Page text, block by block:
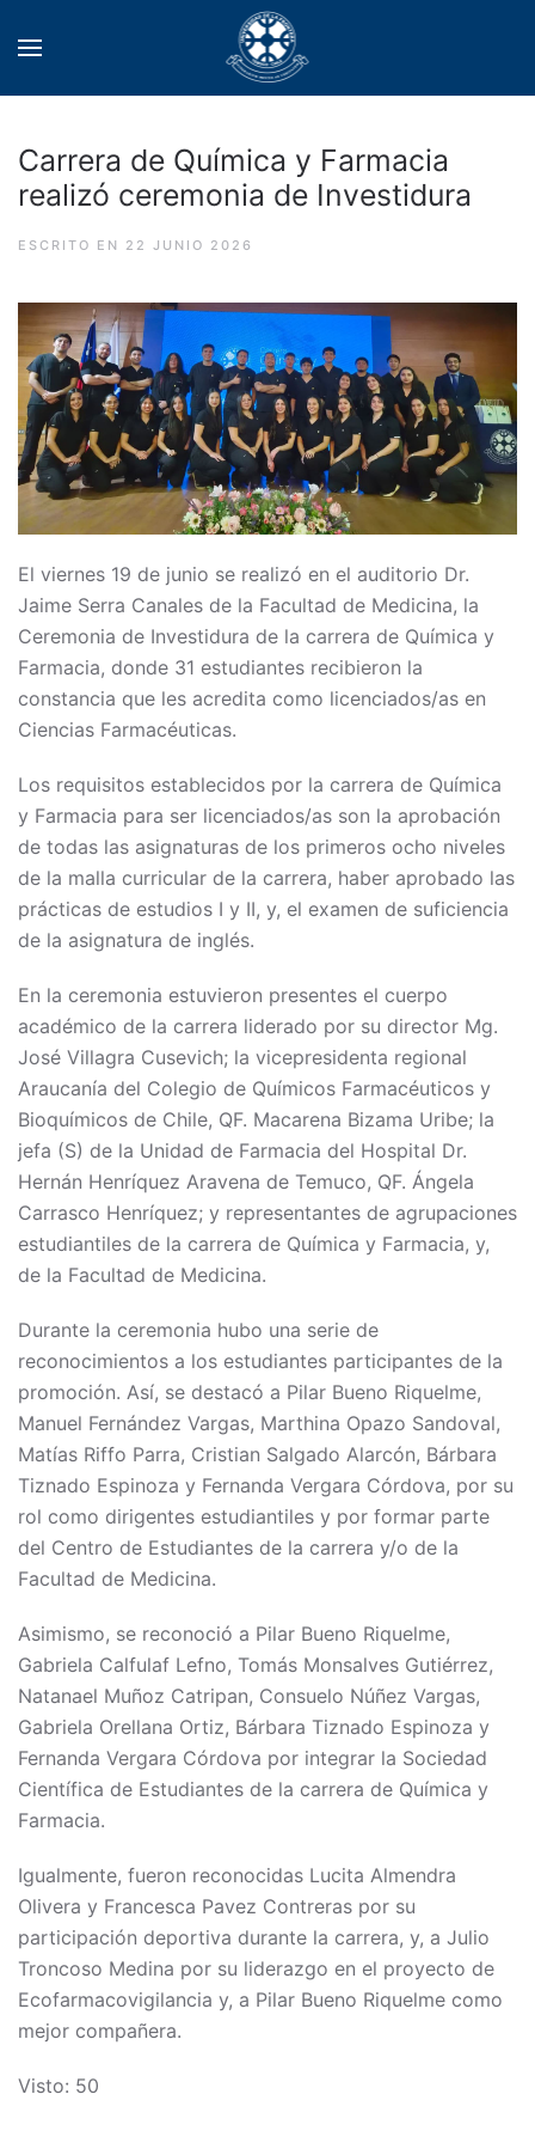
Carrera de Química y Farmacia
realizó ceremonia de Investidura
ESCRITO EN 22 JUNIO 2026
El viernes 19 de junio se realizó en el auditorio Dr.
Jaime Serra Canales de la Facultad de Medicina, la
Ceremonia de Investidura de la carrera de Química y
Farmacia, donde 31 estudiantes recibieron la
constancia que les acredita como licenciados/as en
Ciencias Farmacéuticas.
Los requisitos establecidos por la carrera de Química
y Farmacia para ser licenciados/as son la aprobación
de todas las asignaturas de los primeros ocho niveles
de la malla curricular de la carrera, haber aprobado las
prácticas de estudios I y II, y, el examen de suficiencia
de la asignatura de inglés.
En la ceremonia estuvieron presentes el cuerpo
académico de la carrera liderado por su director Mg.
José Villagra Cusevich; la vicepresidenta regional
Araucanía del Colegio de Químicos Farmacéuticos y
Bioquímicos de Chile, QF. Macarena Bizama Uribe; la
jefa (S) de la Unidad de Farmacia del Hospital Dr.
Hernán Henríquez Aravena de Temuco, QF. Ángela
Carrasco Henríquez; y representantes de agrupaciones
estudiantiles de la carrera de Química y Farmacia, y,
de la Facultad de Medicina.
Durante la ceremonia hubo una serie de
reconocimientos a los estudiantes participantes de la
promoción. Así, se destacó a Pilar Bueno Riquelme,
Manuel Fernández Vargas, Marthina Opazo Sandoval,
Matías Riffo Parra, Cristian Salgado Alarcón, Bárbara
Tiznado Espinoza y Fernanda Vergara Córdova, por su
rol como dirigentes estudiantiles y por formar parte
del Centro de Estudiantes de la carrera y/o de la
Facultad de Medicina.
Asimismo, se reconoció a Pilar Bueno Riquelme,
Gabriela Calfulaf Lefno, Tomás Monsalves Gutiérrez,
Natanael Muñoz Catripan, Consuelo Núñez Vargas,
Gabriela Orellana Ortiz, Bárbara Tiznado Espinoza y
Fernanda Vergara Córdova por integrar la Sociedad
Científica de Estudiantes de la carrera de Química y
Farmacia.
Igualmente, fueron reconocidas Lucita Almendra
Olivera y Francesca Pavez Contreras por su
participación deportiva durante la carrera, y, a Julio
Troncoso Medina por su liderazgo en el proyecto de
Ecofarmacovigilancia y, a Pilar Bueno Riquelme como
mejor compañera.
Visto: 50